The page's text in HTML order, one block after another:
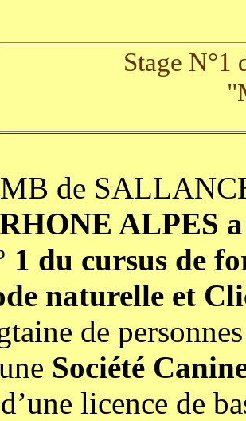
Stage N°1
de
ALPES
1 du cursus de
naturelle et
de
Société
licence de